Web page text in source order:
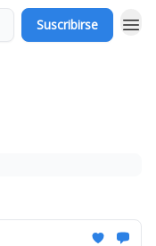
Suscribirse